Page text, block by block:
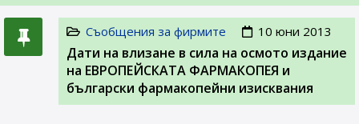
Съобщения за фирмите 10 юни 2013
Дати на влизане в сила на осмото издание
на ЕВРОПЕЙСКАТА ФАРМАКОПЕЯ и
български фармакопейни изисквания